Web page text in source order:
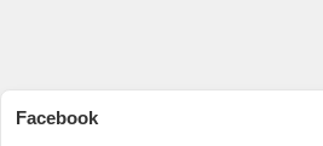
Facebook